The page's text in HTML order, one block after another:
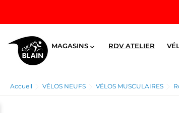
MAGASINS  RDV ATELIER
Accueil VÉLOS NEUFS VÉLOS MUSCULAIRES